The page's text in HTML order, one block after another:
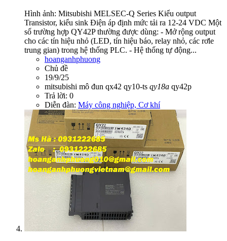
Hình ảnh: Mitsubishi MELSEC‑Q Series Kiểu output
Transistor, kiểu sink Điện áp định mức tải ra 12‑24 VDC Một
số trường hợp QY42P thường được dùng: - Mở rộng output
cho các tín hiệu nhỏ (LED, tín hiệu báo, relay nhỏ, các rơle
trung gian) trong hệ thống PLC. - Hệ thống tự động...
hoanganhphuong
Chủ đề
19/9/25
mitsubishi mô đun qx42 qy10-ts qy18a qy42p
Trả lời: 0
Diễn đàn: Máy công nghiệp, Cơ khí